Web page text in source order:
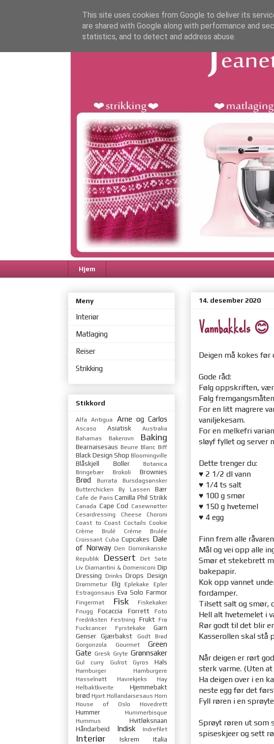
Hjem
14. desember 2020
Vannbakkels 😊
Deigen må kokes før
Gode råd:
Følg oppskriften, vær
Følg
For en litt magrere
vaniljekesam.
For en melkefri
sløyf fyllet og server
Dette trenger du:
♥ 2 1/2 dl vann
♥ 1/4 ts salt
♥ 100 g smør
♥ 150 g hvetemel
♥ 4 egg
Finn frem alle
Mål og vei opp alle
Smør et stekebrett
bakepapir.
Kok opp vannet
fordamper.
Tilsett salt og smør,
Hell alt hvetemelet i
Rør godt til det blir
Kasserollen skal stå
Når deigen er rørt
sterk varme. (Uten
Ha deigen over i en
neste egg før det
Fyll røren i en
Sprøyt røren ut som
spiseskjeer og sett
Meny
Interiør
Matlaging
Reiser
Strikking
Stikkord
Alfa Antigua Arne og Carlos
Ascaso Asiatisk
Australia
Bahamas
Bakerovn Baking
Bearnaisesaus Beurre Blanc Biff
Black Design Shop Bloomingville
Blåskjell Boller
Botanica
Bringebær
Brokoli Brownies
Brød Burrata
Bursdagsønsker
Butterchicken
By Lassen Bær
Cafe de Paris Camilla Phil Strikk
Canada Cape Cod Casewnøtter
Cesardressing
Cheese
Choroni
Coast to Coast Coctails Cookie
Crème Brulé
Créme Brulée
Croissant Cuba Cupcakes Dale
of Norway Den Dominikanske
Republik
Dessert
Det Søte
Liv Diamantini & Domeniconi Dip
Dressing Drinks Drops Design
Drømmetur Elg Eplekake
Epler
Estragonsaus Eva Solo Farmor
Fingermat Fisk
Fiskekaker
Fnugg
Focaccia Forrett
Foto
Fredriksten Festning
Frukt Frø
Fuckcancer
Fyrstekake
Garn
Genser Gjærbakst
Godt Brød
Gorgonzola
Gourmet
Green
Gate Gresk Gryte Grønnsaker
Gul curry Gulrot Gyros Hals
Hamburger
Hamburgere
Hasselnøtt
Havrekjeks
Hay
Helbaktkveite
Hjemmebakt
brød Hjort Hollandaisesaus Horn
House of Oslo
Hovedrett
Hummer
Hummerbisque
Hummus
Hvitløksnaan
Håndarbeid
Indisk Indrefilet
Interiør Iskrem Italia
This site uses cookies from Google to deliver its
are shared with Google along with performance and
statistics, and to detect and address abuse.